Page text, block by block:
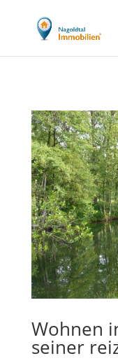
Wohnen
seiner